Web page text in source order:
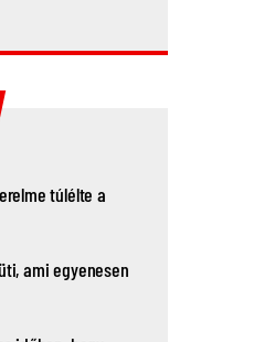
túlélte a
ami egyenesen